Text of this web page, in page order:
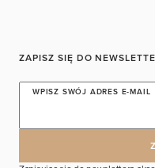
ZAPISZ SIĘ DO
WPISZ SWÓJ ADRES E-MAIL